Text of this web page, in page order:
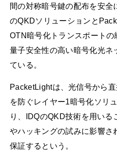
間の対称暗号鍵の配布を安
のQKDソリューションと
OTN暗号化トランスポートの
量子安全性の高い暗号化光ネ
ている。
PacketLightは、光信号から
を防ぐレイヤー1暗号化ソリ
り、IDQのQKD技術を用いる
やハッキングの試みに影響さ
保証するという。